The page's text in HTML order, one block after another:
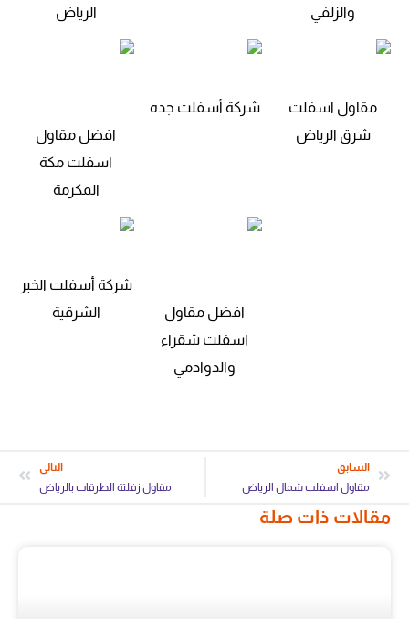
والزلفي
الرياض
مقاول اسفلت
شرق الرياض
شركة أسفلت جده
افضل مقاول
اسفلت مكة
المكرمة
افضل مقاول
اسفلت شقراء
والدوادمي
شركة أسفلت الخبر
الشرقية
السابق
مقاول اسفلت شمال الرياض
التالي
مقاول زفلتة الطرقات بالرياض
مقالات ذات صلة